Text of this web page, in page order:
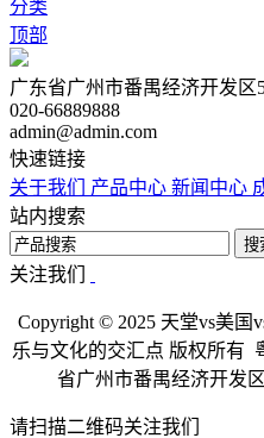
分类
顶部
广东省广州市番禺经济开发区
020-66889888
admin@admin.com
快速链接
关于我们 产品中心 新闻中心
站内搜索
搜
关注我们
Copyright © 2025 天堂vs美国
乐与文化的交汇点 版权所有
省广州市番禺经济开发
请扫描二维码关注我们